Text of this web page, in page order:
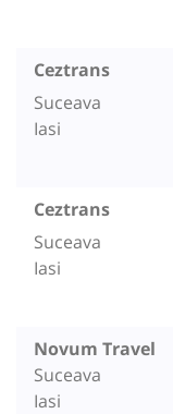
Ceztrans
Suceava
Iasi
Ceztrans
Suceava
Iasi
Novum Travel
Suceava
Iasi